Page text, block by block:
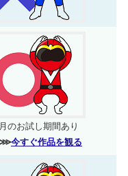
のお試し期間あり
⋙今すぐ作品を観る